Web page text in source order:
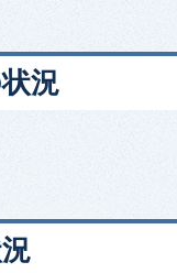
況